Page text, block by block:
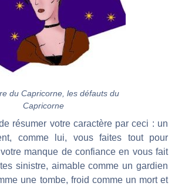
du Capricorne, les défauts du
Capricorne
résumer votre caractère par ceci : un
comme lui, vous faites tout pour
manque de confiance en vous fait
sinistre, aimable comme un gardien
une tombe, froid comme un mort et